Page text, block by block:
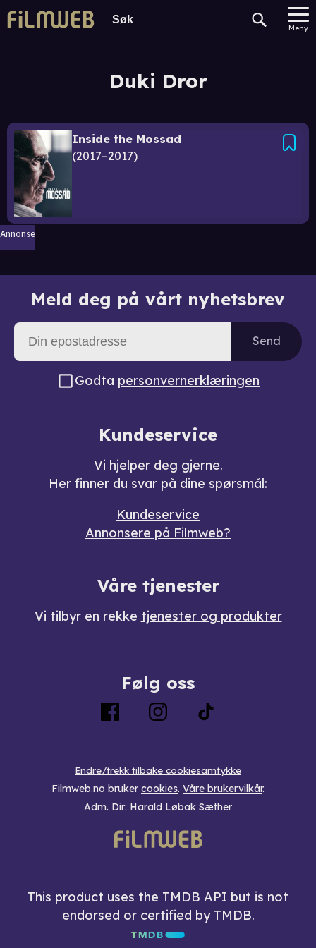
Meny
Duki Dror
Inside the Mossad
2017–2017
Annonse
Meld deg på vårt nyhetsbrev
Send
Godta personvernerklæringen
Kundeservice
Vi hjelper deg gjerne.
Her finner du svar på dine spørsmål:
Kundeservice
Annonsere på Filmweb?
Våre tjenester
Vi tilbyr en rekke tjenester og produkter
Følg oss
Endre/trekk tilbake cookiesamtykke
Filmweb.no bruker cookies. Våre brukervilkår.
Adm. Dir: Harald Løbak Sæther
This product uses the TMDB API but is not
endorsed or certified by TMDB.